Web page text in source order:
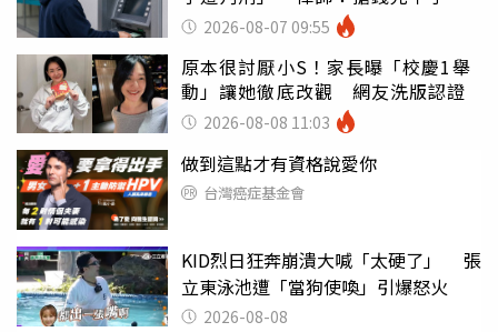
罪 2026-08-07 09:55
原本很討厭小S！家長曝「校慶1舉
動」讓她徹底改觀 網友洗版認證
2026-08-08 11:03
做到這點才有資格說愛你
台灣癌症基金會
KID烈日狂奔崩潰大喊「太硬了」 張
立東泳池遭「當狗使喚」引爆怒火
2026-08-08